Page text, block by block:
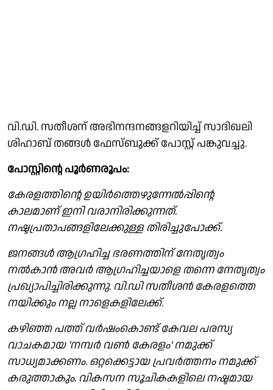
വി.ഡി. സതീശന് അഭിനന്ദനങ്ങളറിയിച്ച് സാദിഖലി
ശിഹാബ് തങ്ങൾ ഫേസ്ബുക്ക് പോസ്റ്റ് പങ്കുവച്ചു.
പോസ്റ്റിൻ്റെ പൂർണരൂപം:
കേരളത്തിന്റെ ഉയിര്‍ത്തെഴുന്നേല്‍പ്പിന്റെ
കാലമാണ് ഇനി വരാനിരിക്കുന്നത്.
നഷ്ടപ്രതാപങ്ങളിലേക്കുള്ള തിരിച്ചുപോക്ക്.
ജനങ്ങൾ ആഗ്രഹിച്ച ഭരണത്തിന് നേതൃത്വം
നൽകാൻ അവർ ആഗ്രഹിച്ചയാളെ തന്നെ നേതൃത്വം
പ്രഖ്യാപിച്ചിരിക്കുന്നു. വി.ഡി സതീശൻ കേരളത്തെ
നയിക്കും നല്ല നാളെകളിലേക്ക്.
കഴിഞ്ഞ പത്ത് വര്‍ഷംകൊണ്ട് കേവല പരസ്യ
വാചകമായ 'നമ്പര്‍ വണ്‍ കേരളം' നമുക്ക്
സാധ്യമാക്കണം. ഒറ്റക്കെട്ടായ പ്രവർത്തനം നമുക്ക്
കരുത്താകും. വികസന സൂചികകളിലെ നഷ്ടമായ